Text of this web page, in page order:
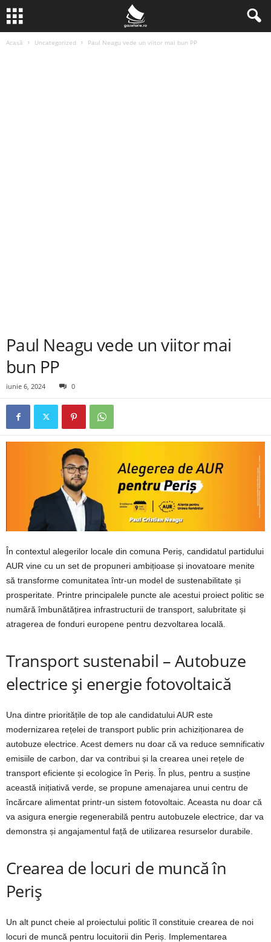
Acasă Uncategorized Paul Neagu vede un viitor mai bun PP
Paul Neagu vede un viitor mai
bun PP
iunie 6, 2024 0
În contextul alegerilor locale din comuna Periș, candidatul partidului
AUR vine cu un set de propuneri ambițioase și inovatoare menite
să transforme comunitatea într-un model de sustenabilitate și
prosperitate. Printre principalele puncte ale acestui proiect politic se
numără îmbunătățirea infrastructurii de transport, salubritate și
atragerea de fonduri europene pentru dezvoltarea locală.
Transport sustenabil – Autobuze
electrice și energie fotovoltaică
Una dintre prioritățile de top ale candidatului AUR este
modernizarea rețelei de transport public prin achiziționarea de
autobuze electrice. Acest demers nu doar că va reduce semnificativ
emisiile de carbon, dar va contribui și la crearea unei rețele de
transport eficiente și ecologice în Periș. În plus, pentru a susține
această inițiativă verde, se propune amenajarea unui centru de
încărcare alimentat printr-un sistem fotovoltaic. Aceasta nu doar că
va asigura energie regenerabilă pentru autobuzele electrice, dar va
demonstra și angajamentul față de utilizarea resurselor durabile.
Crearea de locuri de muncă în
Periș
Un alt punct cheie al proiectului politic îl constituie crearea de noi
locuri de muncă pentru locuitorii din Periș. Implementarea